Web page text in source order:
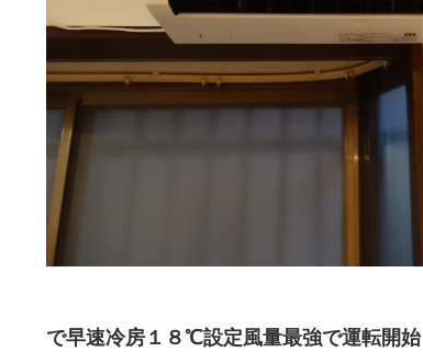
で早速冷房１８℃設定風量最強で運転開始